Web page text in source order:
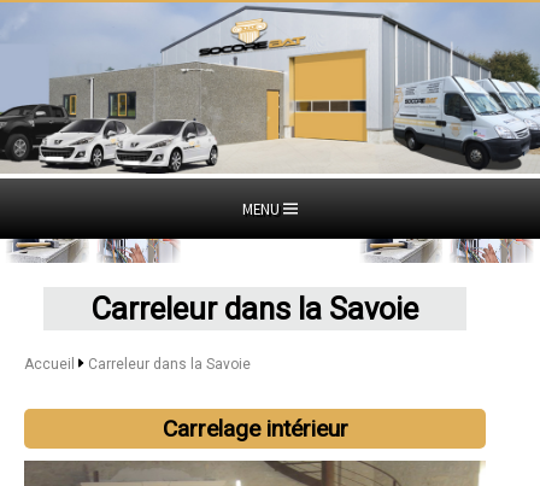
MENU
Carreleur dans la Savoie
Accueil Carreleur dans la Savoie
Carrelage intérieur